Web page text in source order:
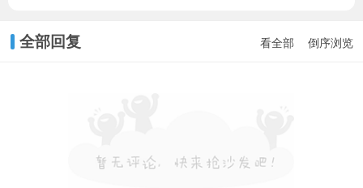
全部回复 看全部 倒序浏览